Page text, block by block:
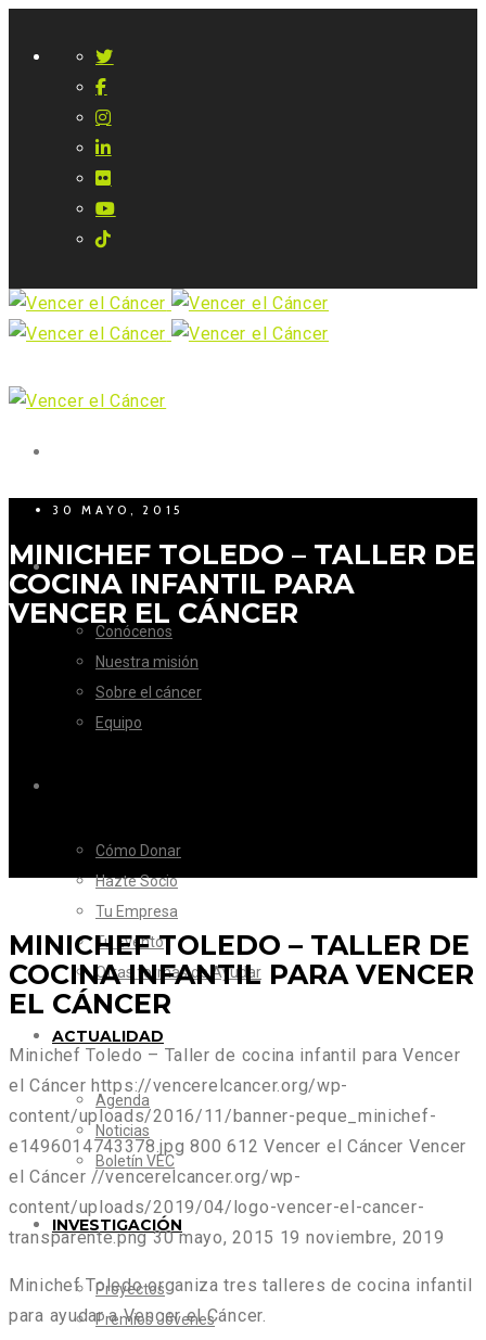
LA FUNDACIÓN
Conócenos
Nuestra misión
Sobre el cáncer
Equipo
Cómo Donar
Hazte Socio
Tu Empresa
Tu Evento
Otras formas de Ayudar
ACTUALIDAD
Agenda
Noticias
Boletín VEC
INVESTIGACIÓN
Proyectos
Premios Jóvenes
30 MAYO, 2015
MINICHEF TOLEDO – TALLER DE
COCINA INFANTIL PARA
VENCER EL CÁNCER
MINICHEF TOLEDO – TALLER DE
COCINA INFANTIL PARA VENCER
EL CÁNCER
Minichef Toledo – Taller de cocina infantil para Vencer
el Cáncer https://vencerelcancer.org/wp-
content/uploads/2016/11/banner-peque_minichef-
e1496014743378.jpg 800 612 Vencer el Cáncer Vencer
el Cáncer //vencerelcancer.org/wp-
content/uploads/2019/04/logo-vencer-el-cancer-
transparente.png 30 mayo, 2015 19 noviembre, 2019
Minichef Toledo organiza tres talleres de cocina infantil
para ayudar a Vencer el Cáncer.